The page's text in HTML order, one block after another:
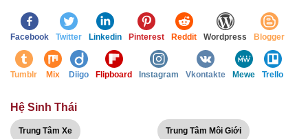
Facebook Twitter Linkedin Pinterest Reddit Wordpress Blogger
Tumblr Mix Diigo Flipboard Instagram Vkontakte Mewe Trello
Hệ Sinh Thái
Trung Tâm Xe Trung Tâm Môi Giới